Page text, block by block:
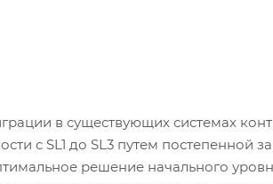
в существующих системах
с SL1 до SL3 путем постепенной
решение начального